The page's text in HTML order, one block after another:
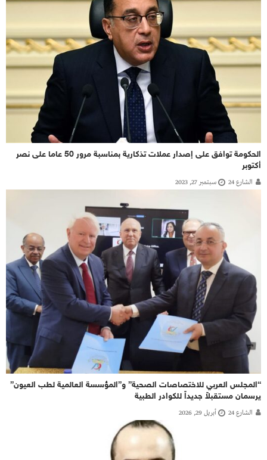
الحكومة توافق على إصدار عملات تذكارية بمناسبة مرور 50 عاما على نصر
أكتوبر
الشارع 24 سبتمبر 27, 2023
“المجلس العربي للاختصاصات الصحية” و”المؤسسة العالمية لطب العيون”
يرسمان مستقبلاً جديداً للكوادر الطبية
الشارع 24 أبريل 29, 2026